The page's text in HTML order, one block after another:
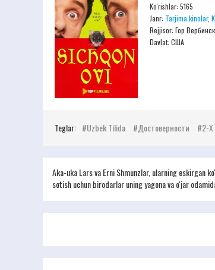
Ko'rishlar: 5165
Janr: Tarjima kinolar,
Rejjisor: Гор
Davlat: США
Teglar: Uzbek Tilida Достоверности 2-Х
Aka-uka Lars va Erni Shmunzlar, ularning eskirgan
sotish uchun birodarlar uning yagona va o'jar